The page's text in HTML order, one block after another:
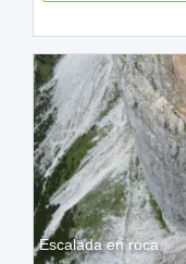
Escalada en roca